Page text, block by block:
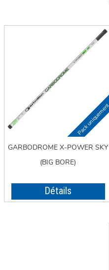
GARBODROME X-POWER SKY
(BIG BORE)
Détails